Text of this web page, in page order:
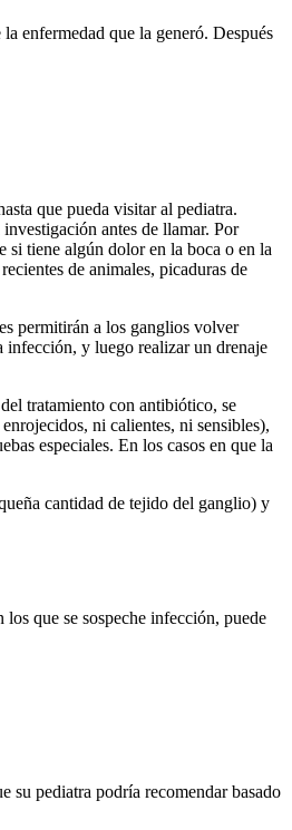
enfermedad que la generó. Después
que pueda visitar al pediatra.
antes de llamar. Por
si tiene algún dolor en la boca o en la
de animales, picaduras de
permitirán a los ganglios volver
infección, y luego realizar un drenaje
tratamiento con antibiótico, se
ni calientes, ni sensibles),
especiales. En los casos en que la
cantidad de tejido del ganglio) y
que se sospeche infección, puede
su pediatra podría recomendar basado